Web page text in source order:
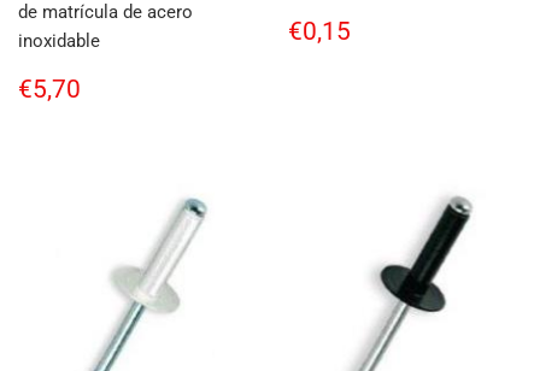
de matrícula de acero
inoxidable
Regular
price
€5,70
Regular
price
€0,15